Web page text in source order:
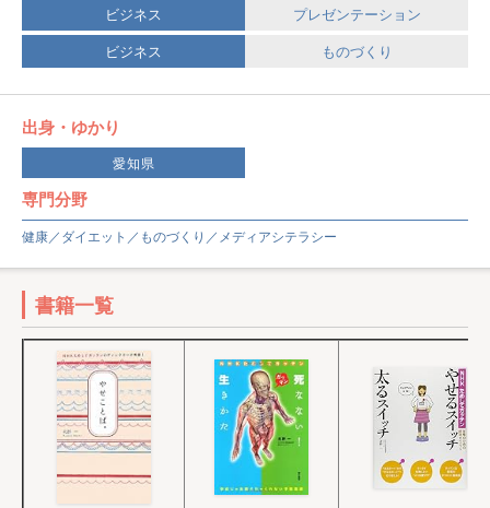
ビジネス
プレゼンテーション
ビジネス
ものづくり
出身・ゆかり
愛知県
専門分野
健康／ダイエット／ものづくり／メディアシテラシー
書籍一覧